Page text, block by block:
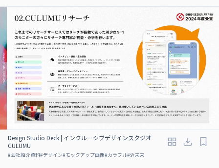
Design Studio Deck | インクルーシブデザインスタジオ
CULUMU
#会社紹介資料#デザイン#モックアップ画像#カラフル#近未来